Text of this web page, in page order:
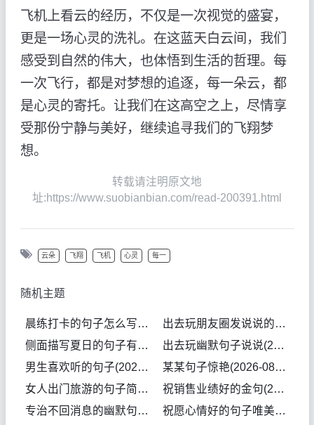
飞机上看云的经历，不仅是一次视觉的盛宴，
更是一场心灵的洗礼。在这蓝天白云间，我们
感受到自然的伟大，也体悟到生活的哲理。每
一次飞行，都是对梦想的追逐，每一朵云，都
是心灵的寄托。让我们在这高空之上，尽情享
受那份宁静与美好，继续追寻我们的飞翔梦
想。
转载请注明原文地
址:https://www.suobianbian.com/read-200391.html
云朵 飞翔 飞机 心灵 每一
随机主题
晨练打卡的句子怎么写(2026-08-08句子)
出去玩朋友圈发说说的句子简短一点搞笑(2026-08-08句子)
侧面描写夏日的句子有哪些呢(2026-08-08句子)
出去玩幽默句子说说(2026-08-08句子)
男生喜欢听的句子(2026-08-07句子)
某某句子惊艳(2026-08-07句子)
女人出门旅游的句子简短幽默(2026-08-07句子)
祝销售业绩好的金句(2026-08-06句子)
专治不回消息的幽默句子(2026-08-06句子)
祝愿心情好的句子唯美(2026-08-06句子)